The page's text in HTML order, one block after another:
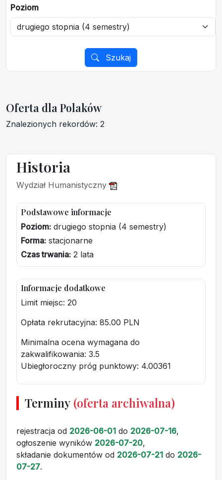
Poziom
Szukaj
Oferta dla Polaków
Znalezionych rekordów: 2
Historia
Wydział Humanistyczny
Podstawowe informacje
Poziom: drugiego stopnia (4 semestry)
Forma: stacjonarne
Czas trwania: 2 lata
Informacje dodatkowe
Limit miejsc: 20
Opłata rekrutacyjna: 85.00 PLN
Minimalna ocena wymagana do
zakwalifikowania: 3.5
Ubiegłoroczny próg punktowy: 4.00361
Terminy (oferta archiwalna)
rejestracja od 2026-06-01 do 2026-07-16,
ogłoszenie wyników 2026-07-20,
składanie dokumentów od 2026-07-21 do 2026-
07-27.